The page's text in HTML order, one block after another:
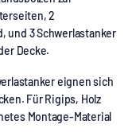
2
und 3 Schwerlastanker
Decke.
eignen sich
Für Rigips, Holz
Montage-Material